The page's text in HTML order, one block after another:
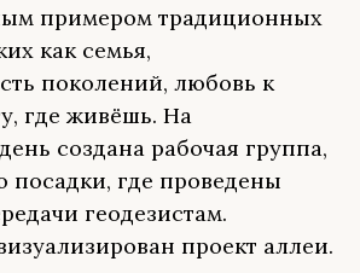
примером традиционных
как семья,
поколений, любовь к
где живёшь. На
создана рабочая группа,
посадки, где проведены
геодезистам.
проект аллеи.